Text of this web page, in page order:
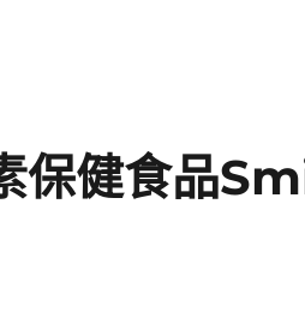
保健食品